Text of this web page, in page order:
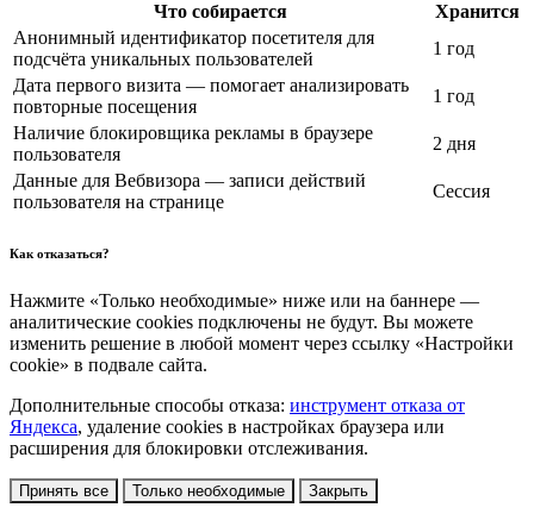
Что собирается
Хранится
Анонимный идентификатор посетителя для
подсчёта уникальных пользователей
1 год
Дата первого визита — помогает анализировать
повторные посещения
1 год
Наличие блокировщика рекламы в браузере
пользователя
2 дня
Данные для Вебвизора — записи действий
пользователя на странице
Сессия
Как отказаться?
Нажмите «Только необходимые» ниже или на баннере —
аналитические cookies подключены не будут. Вы можете
изменить решение в любой момент через ссылку «Настройки
cookie» в подвале сайта.
Дополнительные способы отказа: инструмент отказа от
Яндекса, удаление cookies в настройках браузера или
расширения для блокировки отслеживания.
Принять все Только необходимые Закрыть